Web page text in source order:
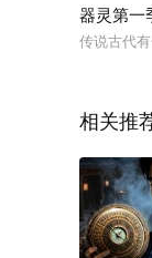
器灵第一
传说古代
相关推